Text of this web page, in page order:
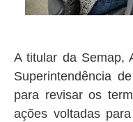
A titular da Semap,
Superintendência
para revisar os
ações voltadas